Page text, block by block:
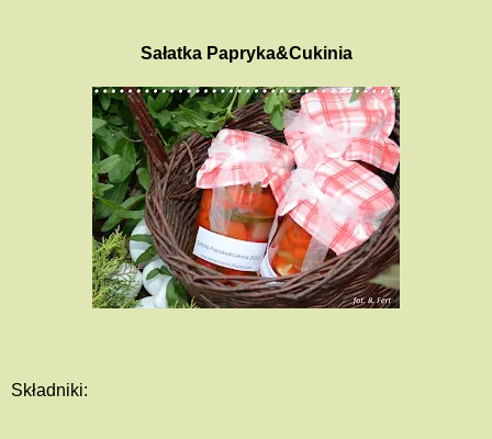
Sałatka Papryka&Cukinia
Składniki: